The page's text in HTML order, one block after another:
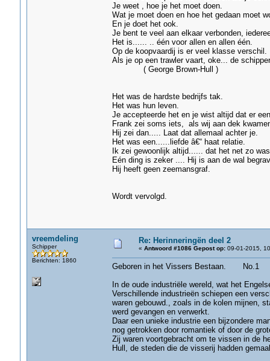
Je weet , hoe je het moet doen.
Wat je moet doen en hoe het gedaan moet
En je doet het ook.
Je bent te veel aan elkaar verbonden,
Het is...... .. één voor allen en allen één.
Op de koopvaardij is er veel klasse verschil.
Als je op een trawler vaart, oke... de
( George Brown-Hull )
Het was de hardste bedrijfs tak.
Het was hun leven.
Je accepteerde het en je wist altijd dat er
Frank zei soms iets, als wij aan dek
Hij zei dan..... Laat dat allemaal achter je.
Het was een......liefde â€“ haat relatie.
Ik zei gewoonlijk altijd...... dat het net zo
Eén ding is zeker .... Hij is aan de wal
Hij heeft geen zeemansgraf. (
Wordt vervolgd.
vreemdeling
Schipper
Berichten: 1860
Re: Herinneringën deel 2
« Antwoord #1086 Gepost op:09-01-2015,
Geboren in het Vissers
In de oude industriële wereld, wat het
Verschillende industrieën schiepen een
waren gebouwd., zoals in de kolen mijnen,
werd gevangen en verwerkt.
Daar een unieke industrie een bijzondere
nog getrokken door romantiek of door de
Zij waren voortgebracht om te vissen in de
Hull, de steden die de visserij hadden